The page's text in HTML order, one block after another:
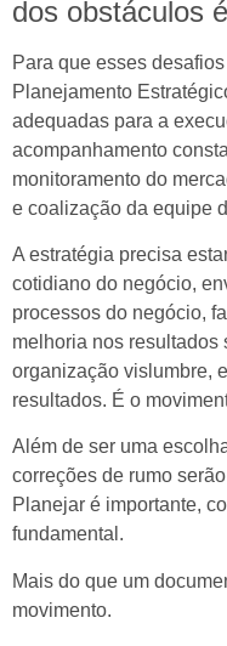
dos obstáculos
Para que esses
Planejamento
adequadas para a
acompanhamento
monitoramento do
e coalização da equipe
A estratégia precisa
cotidiano do negócio,
processos do negócio,
melhoria nos resultados
organização vislumbre,
resultados. É o
Além de ser uma
correções de rumo
Planejar é importante,
fundamental.
Mais do que um
movimento.